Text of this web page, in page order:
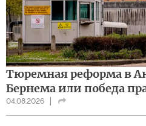
Тюремная реформа в
Бернема или победа
04.08.2026